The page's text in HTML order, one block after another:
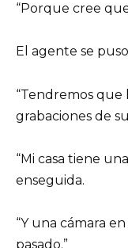
“Porque cree
El agente se
“Tendremos que
grabaciones de
“Mi casa tiene
enseguida.
“Y una cámara
pasado.”